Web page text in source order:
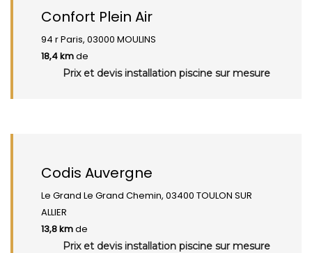
Confort Plein Air
94 r Paris, 03000 MOULINS
18,4 kmde
Prix et devis installation piscine sur mesure
Codis Auvergne
Le Grand Le Grand Chemin, 03400 TOULON SUR
ALLIER
13,8 kmde
Prix et devis installation piscine sur mesure